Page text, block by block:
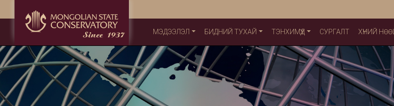
МЭДЭЭЛЭЛ БИДНИЙ ТУХАЙ ТЭНХИМҮҮД СУРГАЛТ ХҮНИЙ НӨӨЦ